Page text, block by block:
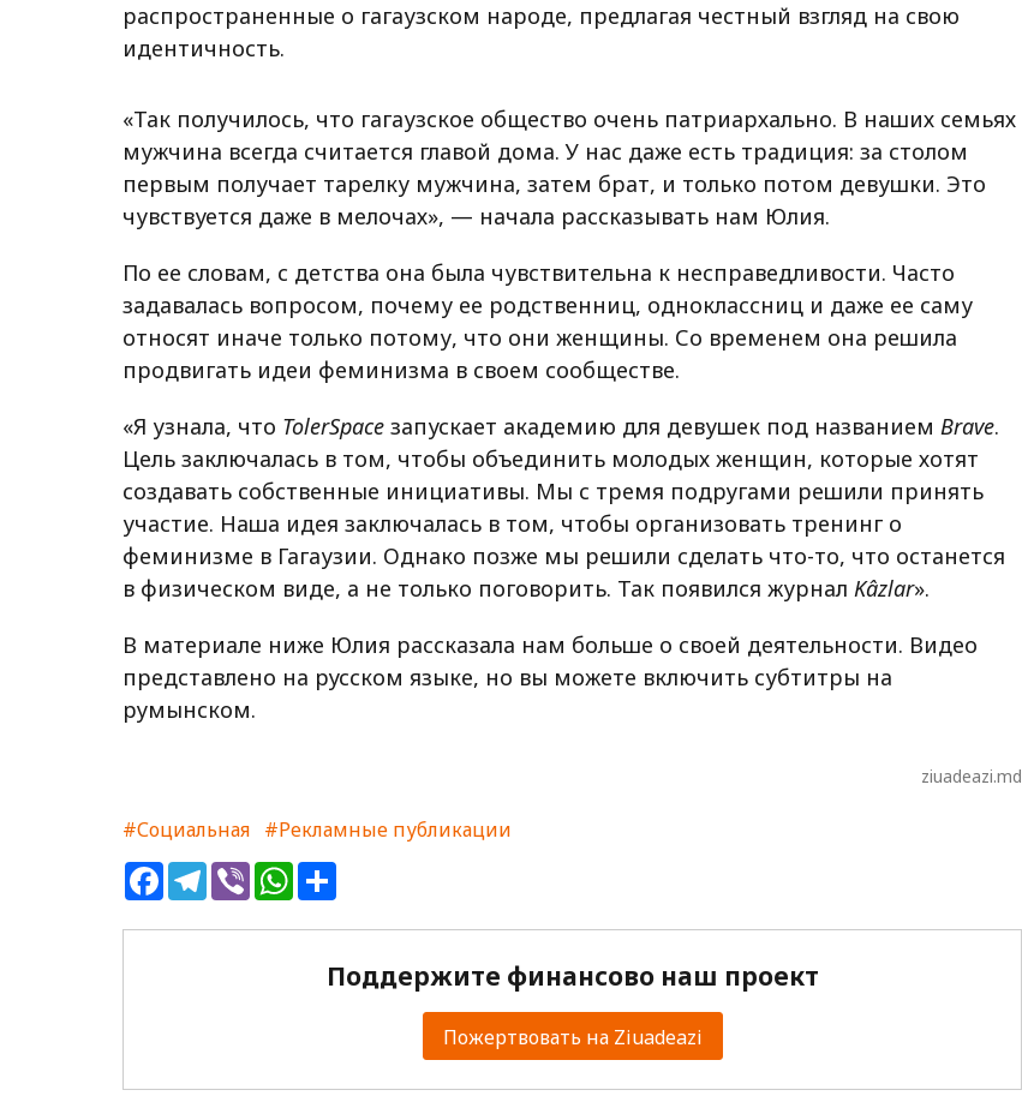
распространенные о гагаузском народе, предлагая честный взгляд на свою
идентичность.
«Так получилось, что гагаузское общество очень патриархально. В наших семьях
мужчина всегда считается главой дома. У нас даже есть традиция: за столом
первым получает тарелку мужчина, затем брат, и только потом девушки. Это
чувствуется даже в мелочах», — начала рассказывать нам Юлия.
По ее словам, с детства она была чувствительна к несправедливости. Часто
задавалась вопросом, почему ее родственниц, одноклассниц и даже ее саму
относят иначе только потому, что они женщины. Со временем она решила
продвигать идеи феминизма в своем сообществе.
«Я узнала, что TolerSpace запускает академию для девушек под названием Brave.
Цель заключалась в том, чтобы объединить молодых женщин, которые хотят
создавать собственные инициативы. Мы с тремя подругами решили принять
участие. Наша идея заключалась в том, чтобы организовать тренинг о
феминизме в Гагаузии. Однако позже мы решили сделать что-то, что останется
в физическом виде, а не только поговорить. Так появился журнал Kâzlar».
В материале ниже Юлия рассказала нам больше о своей деятельности. Видео
представлено на русском языке, но вы можете включить субтитры на
румынском.
ziuadeazi.md
#Социальная #Рекламные публикации
FacebookTelegram
ViberWhatsApp
Поддержите финансово наш проект
Пожертвовать на Ziuadeazi